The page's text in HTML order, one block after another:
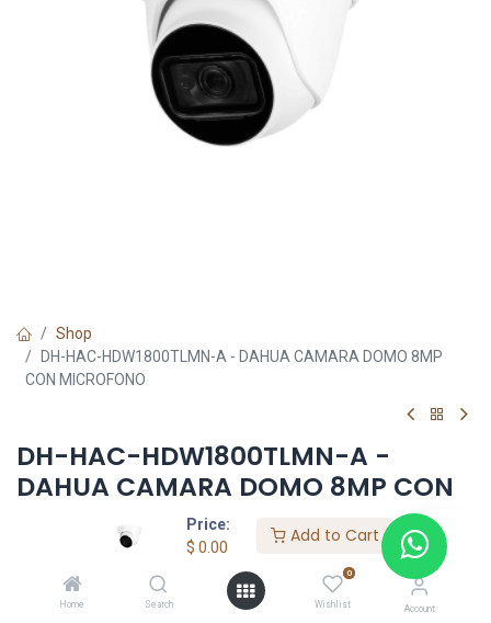
Price:
$ 0.00
Add to Cart
Home Search
0
Wishlist Account
Shop
DH-HAC-HDW1800TLMN-A - DAHUA CAMARA DOMO 8MP
CON MICROFONO
DH-HAC-HDW1800TLMN-A -
DAHUA CAMARA DOMO 8MP CON
MICROFONO